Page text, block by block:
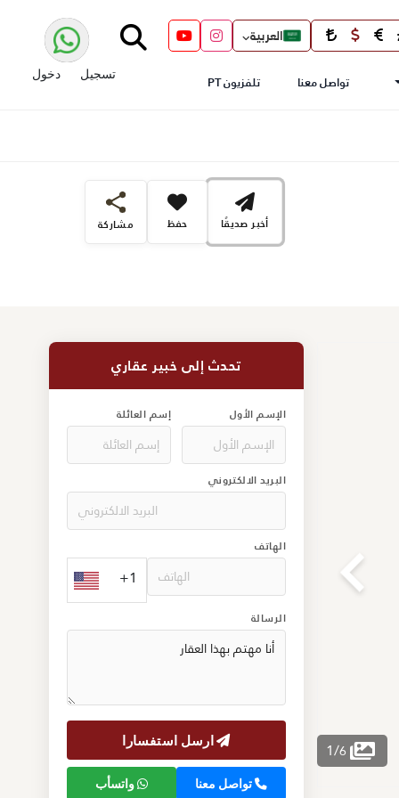
العربية
تواصل معنا تلفزيون PT تسجيل دخول
أخبر صديقًا حفظ مشاركة
1/6
تحدث إلى خبير عقاري
الإسم الأول إسم العائلة
البريد الالكتروني
الهاتف
+1
الرسالة
ارسل استفسارا
تواصل معنا واتسأب